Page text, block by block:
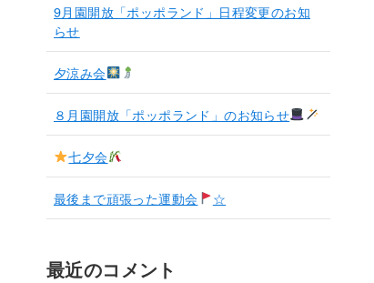
9月園開放「ポッポランド」日程変更のお知
らせ
夕涼み会
８月園開放「ポッポランド」のお知らせ
七夕会
最後まで頑張った運動会 ☆
最近のコメント